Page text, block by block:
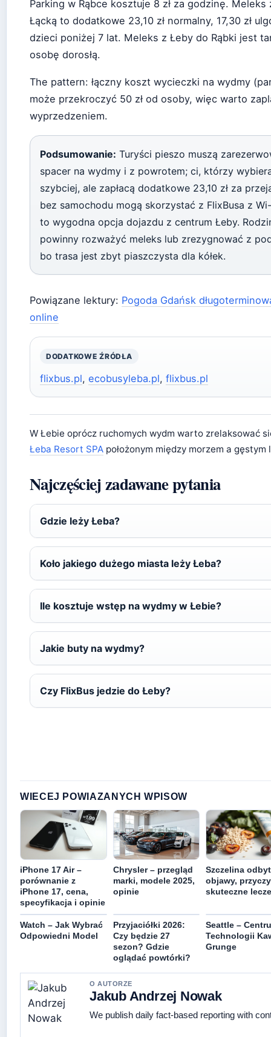
Parking w Rąbce kosztuje 8 zł za godzinę. Meleks
Łącką to dodatkowe 23,10 zł normalny, 17,30 zł
dzieci poniżej 7 lat. Meleks z Łeby do Rąbki jest
osobę dorosłą.
The pattern: łączny koszt wycieczki na wydmy
może przekroczyć 50 zł od osoby, więc warto
wyprzedzeniem.
Podsumowanie: Turyści pieszo muszą
spacer na wydmy i z powrotem; ci, którzy
szybciej, ale zapłacą dodatkowe 23,10 zł za
bez samochodu mogą skorzystać z FlixBusa z
to wygodna opcja dojazdu z centrum Łeby.
powinny rozważyć meleks lub zrezygnować z
bo trasa jest zbyt piaszczysta dla kółek.
Powiązane lektury: Pogoda Gdańsk
online
DODATKOWE ŹRÓDŁA
flixbus.pl, ecobusyleba.pl, flixbus.pl
W Łebie oprócz ruchomych wydm warto zrelaksować
Łeba Resort SPA położonym między morzem a gęstym
Najczęściej zadawane pytania
Gdzie leży Łeba?
Koło jakiego dużego miasta leży Łeba?
Ile kosztuje wstęp na wydmy w Łebie?
Jakie buty na wydmy?
Czy FlixBus jedzie do Łeby?
WIECEJ POWIAZANYCH WPISOW
iPhone 17 Air –
porównanie z
iPhone 17, cena,
specyfikacja i opinie
Chrysler – przegląd
marki, modele 2025,
opinie
Szczelina
objawy,
skuteczne
Watch – Jak Wybrać
Odpowiedni Model
Przyjaciółki 2026:
Czy będzie 27
sezon? Gdzie
oglądać powtórki?
Seattle –
Technologii
Grunge
O AUTORZE
Jakub Andrzej Nowak
We publish daily fact-based reporting with